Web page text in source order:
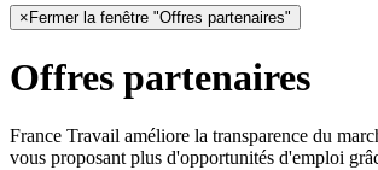
×Fermer la fenêtre "Offres partenaires"
Offres partenaires
France Travail améliore la transparence du
vous proposant plus d'opportunités d'emploi